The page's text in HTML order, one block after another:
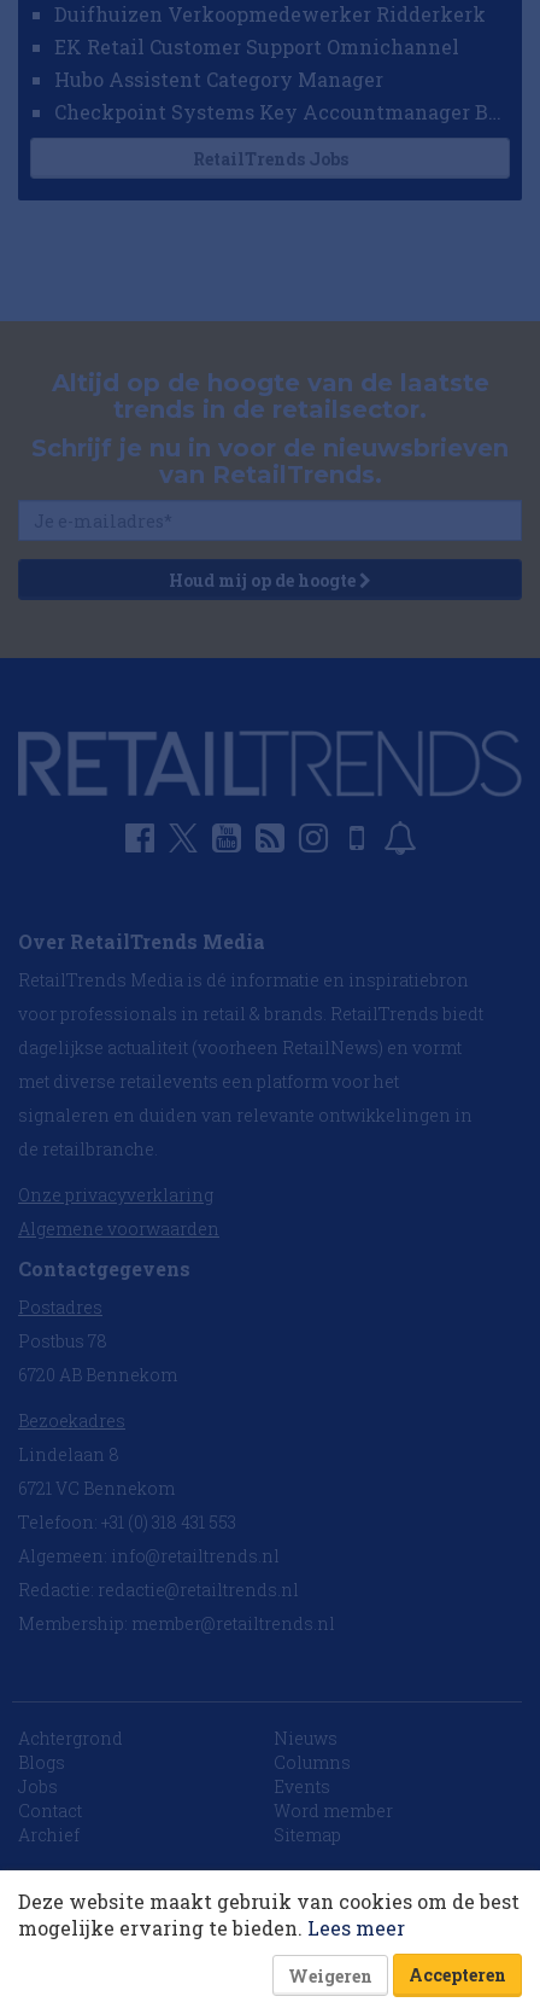
Duifhuizen Verkoopmedewerker Ridderkerk
EK Retail Customer Support Omnichannel
Hubo Assistent Category Manager
Checkpoint Systems Key Accountmanager Benelux
RetailTrends Jobs
Altijd op de hoogte van de laatste
trends in de retailsector.
Schrijf je nu in voor de nieuwsbrieven
van RetailTrends.
Houd mij op de hoogte
Over RetailTrends Media
RetailTrends Media is dé informatie en inspiratiebron
voor professionals in retail & brands. RetailTrends biedt
dagelijkse actualiteit (voorheen RetailNews) en vormt
met diverse retailevents een platform voor het
signaleren en duiden van relevante ontwikkelingen in
de retailbranche.
Onze privacyverklaring
Algemene voorwaarden
Contactgegevens
Postadres
Postbus 78
6720 AB Bennekom
Bezoekadres
Lindelaan 8
6721 VC Bennekom
Telefoon: +31 (0) 318 431 553
Algemeen: info@retailtrends.nl
Redactie: redactie@retailtrends.nl
Membership: member@retailtrends.nl
Achtergrond
Nieuws
Blogs
Columns
Jobs
Events
Contact
Word member
Archief
Sitemap
Website is powered by
Deze website maakt gebruik van cookies om de best
mogelijke ervaring te bieden. Lees meer
Weigeren Accepteren
Korting op events